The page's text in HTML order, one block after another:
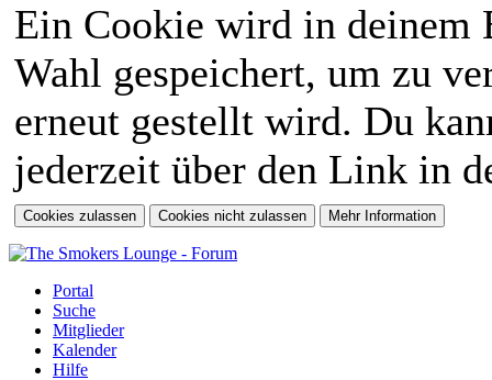
Ein Cookie wird in deinem
Wahl gespeichert, um zu
erneut gestellt wird. Du
jederzeit über den Link in
Portal
Suche
Mitglieder
Kalender
Hilfe